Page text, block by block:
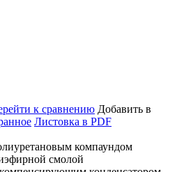
к сравнению Добавить в
Листовка в PDF
компаундом
смолой